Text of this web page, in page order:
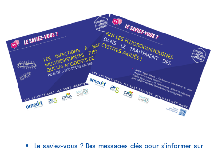
Le saviez-vous ? Des messages clés pour s’informer sur